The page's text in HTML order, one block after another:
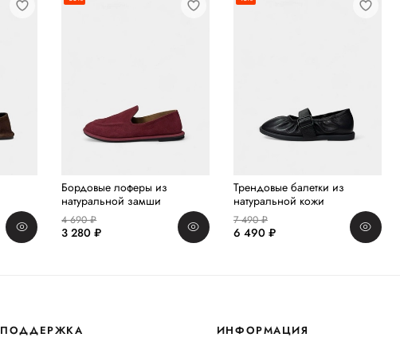
Бордовые лоферы из
натуральной замши
4 690 ₽
3 280 ₽
Трендовые балетки из
натуральной кожи
7 490 ₽
6 490 ₽
ПОДДЕРЖКА ИНФОРМАЦИЯ